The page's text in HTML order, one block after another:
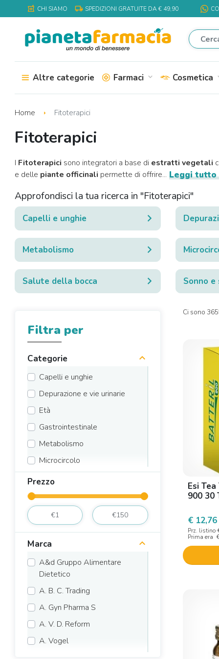
local_pharmacy CHI SIAMO local_shipping SPEDIZIONI GRATUITE DA € 49,90
Altre categorie Farmaci expand_more Cosmetica
Home Fitoterapici
Fitoterapici
I Fitoterapici sono integratori a base di estratti vegetali
e delle piante officinali permette di offrire... Leggi tutto
Approfondisci la tua ricerca in "Fitoterapici"
Capelli e unghie
Metabolismo
Salute della bocca Sonno
Filtra per
Categorie
Capelli e unghie
Depurazione e vie urinarie
Età
Gastrointestinale
Metabolismo
Microcircolo
Muscoli, articolazioni e tessuto
osseo
Salute della bocca
Vie respiratorie
Prezzo
Marca
A&d Gruppo Alimentare
Dietetico
A. B. C. Trading
A. Gyn Pharma S
A. V. D. Reform
A. Vogel
Ci sono
Esi
900 30
€ 12,76
Prz. listino
Prima era